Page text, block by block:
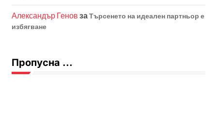
Александър Генов заТърсенето на идеален партньор е
избягване
Пропусна ...